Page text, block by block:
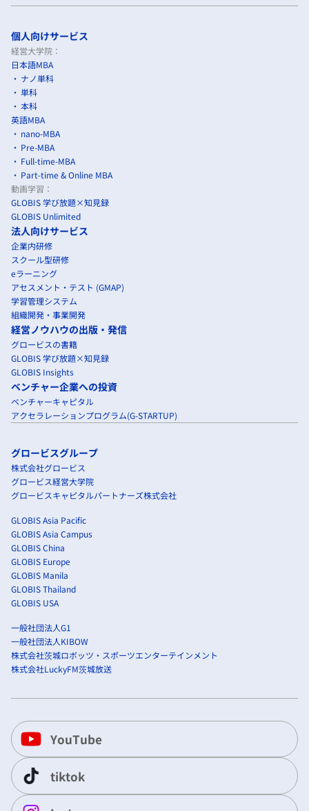
個人向けサービス
経営大学院：
日本語MBA
ナノ単科
単科
本科
英語MBA
nano-MBA
Pre-MBA
Full-time-MBA
Part-time & Online MBA
動画学習：
GLOBIS 学び放題×知見録
GLOBIS Unlimited
法人向けサービス
企業内研修
スクール型研修
eラーニング
アセスメント・テスト (GMAP)
学習管理システム
組織開発・事業開発
経営ノウハウの出版・発信
グロービスの書籍
GLOBIS 学び放題×知見録
GLOBIS Insights
ベンチャー企業への投資
ベンチャーキャピタル
アクセラレーションプログラム(G-STARTUP)
グロービスグループ
株式会社グロービス
グロービス経営大学院
グロービスキャピタルパートナーズ株式会社
GLOBIS Asia Pacific
GLOBIS Asia Campus
GLOBIS China
GLOBIS Europe
GLOBIS Manila
GLOBIS Thailand
GLOBIS USA
一般社団法人G1
一般社団法人KIBOW
株式会社茨城ロボッツ・スポーツエンターテインメント
株式会社LuckyFM茨城放送
YouTube
tiktok